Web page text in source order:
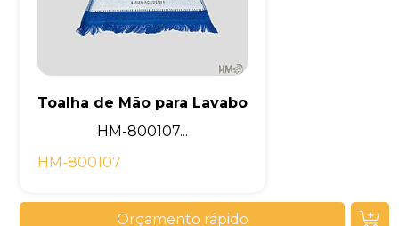
Toalha de Mão para Lavabo
HM-800107...
HM-800107
Orçamento rápido